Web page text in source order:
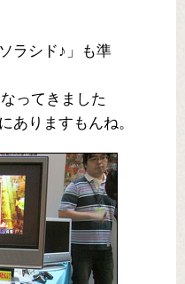
ラシド♪」も準
ってきました
ありますもんね。